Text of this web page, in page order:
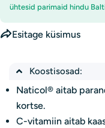
ühtesid parimaid hindu
Esitage küsimus
Koostisosad:
Naticol® aitab
kortse.
C-vitamiin aitab